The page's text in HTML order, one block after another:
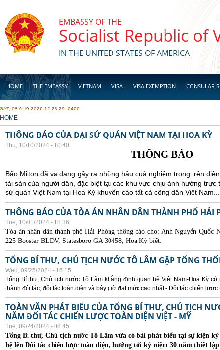
EMBASSY OF THE
Socialist Republic of
IN THE UNITED STATES OF AMERICA
HOME THE EMBASSY VIETNAM VISA VISA EXEMPTION CONSULAR
BUSINESS
SAT, 08 AUG 2026 12:28:29 -0400
YOU ARE HERE
HOME
THÔNG BÁO CỦA ĐẠI SỨ QUÁN VIỆT NAM TẠI HOA KỲ
Thu, 10/10/2024 - 10:40
THÔNG BÁO
Bão Milton đã và đang gây ra những hậu quả nghiêm trọng trên
tài sản của người dân, đặc biệt tại các khu vực chịu ảnh hưởng
sứ quán Việt Nam tại Hoa Kỳ khuyến cáo tất cả công dân Việt Nam...
THÔNG BÁO CỦA TÒA ÁN NHÂN DÂN THÀNH PHỐ HẢI
Tue, 10/01/2024 - 18:36
Tòa án nhân dân thành phố Hải Phòng thông báo cho: Anh Nguyễn Quốc
225 Booster BLDV, Statesboro GA 30458, Hoa Kỳ biết:
TỔNG BÍ THƯ, CHỦ TỊCH NƯỚC TÔ LÂM GẶP TỔNG
Wed, 09/25/2024 - 16:15
Tổng Bí thư, Chủ tịch nước Tô Lâm khẳng định quan hệ Việt Nam-Hoa Kỳ
thành đối tác, đối tác toàn diện và bây giờ đạt mức cao nhất - Đối tác chiến lược
TOÀN VĂN PHÁT BIỂU CỦA TỔNG BÍ THƯ, CHỦ TỊCH
NĂM ĐỐI TÁC CHIẾN LƯỢC TOÀN DIỆN VIỆT - MỸ
Tue, 09/24/2024 - 08:45
Tổng Bí thư, Chủ tịch nước Tô Lâm vừa có bài phát biểu tại sự kiện
hệ lên Đối tác chiến lược toàn diện, hướng tới kỷ niệm 30 năm thiết